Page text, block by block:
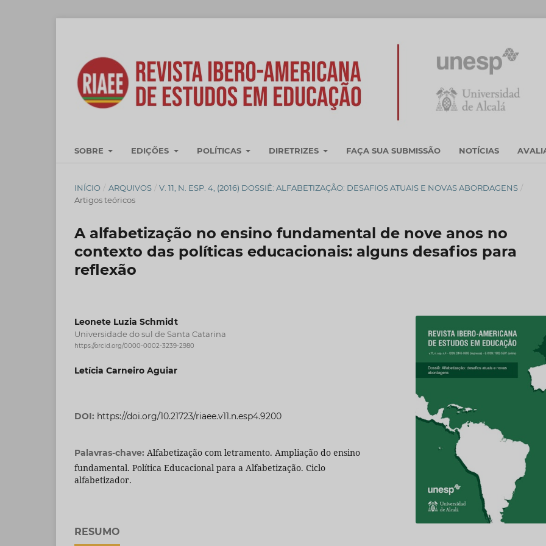
SOBRE EDIÇÕES POLÍTICAS DIRETRIZES FAÇA SUA SUBMISSÃO NOTÍCIAS
INÍCIO / ARQUIVOS / V. 11, N. ESP. 4, (2016) DOSSIÊ: ALFABETIZAÇÃO: DESAFIOS ATUAIS E NOVAS ABORDAGENS /
Artigos teóricos
A alfabetização no ensino fundamental de nove anos no
contexto das políticas educacionais: alguns desafios para
reflexão
Leonete Luzia Schmidt
Universidade do sul de Santa Catarina
https://orcid.org/0000-0002-3239-2980
Letícia Carneiro Aguiar
DOI: https://doi.org/10.21723/riaee.v11.n.esp4.9200
Palavras-chave: Alfabetização com letramento. Ampliação do ensino
fundamental. Política Educacional para a Alfabetização. Ciclo
alfabetizador.
RESUMO